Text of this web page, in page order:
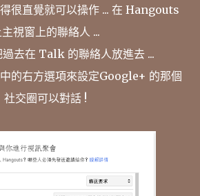
很直覺就可以操作 ... 在 Hangouts
主視窗上的聯絡人 ...
去在 Talk 的聯絡人放進去 ...
的右方選項來設定Google+ 的那個
社交圈可以對話 !